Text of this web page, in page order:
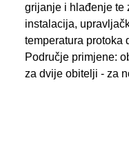
grijanje i hlađenje te
instalacija,
temperatura protoka
Područje primjene:
za dvije obitelji - za